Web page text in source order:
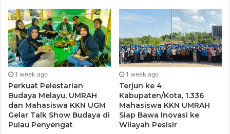
Walikota
Tanjungpinang, Hj.
Rahma, S. IP
Kepala Balai P2P
Sumatera III Zubadi,
ST, MT
Cen Sui Lan,
Anggota Komisi V
DPR RI
Walikota Tanjungpinang, Hj. Rahma, S. IP yang merupakan
alumni Stisipol Raja Haji menyampaikan rasa syukur atas
didirikannya asrama atau Rumah susun (Rusun) di Stisipol
Raja Haji Tanjungpinang.
1 week ago
Perkuat Pelestarian
Budaya Melayu, UMRAH
dan Mahasiswa KKN UGM
Gelar Talk Show Budaya di
Pulau Penyengat
1 week ago
Terjun ke 4
Kabupaten/Kota, 1.336
Mahasiswa KKN UMRAH
Siap Bawa Inovasi ke
Wilayah Pesisir